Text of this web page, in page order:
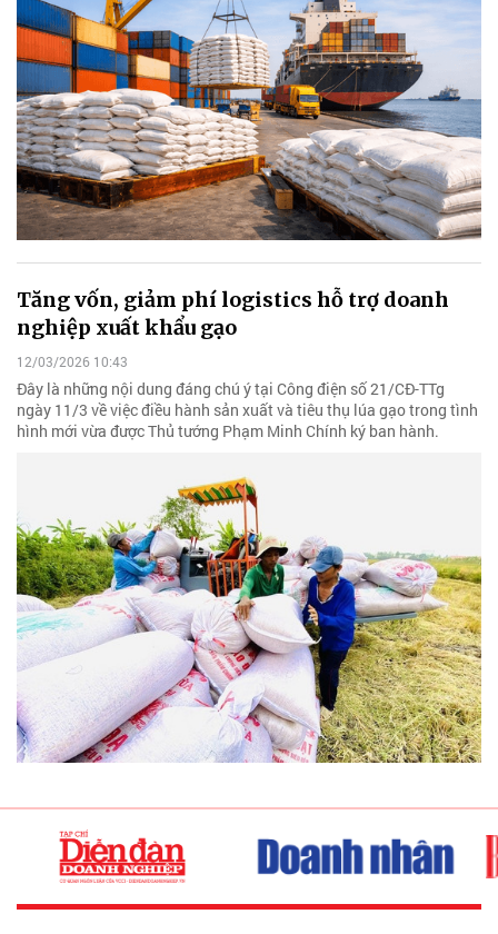
Tăng vốn, giảm phí logistics hỗ trợ doanh
nghiệp xuất khẩu gạo
12/03/2026 10:43
Đây là những nội dung đáng chú ý tại Công điện số 21/CĐ-TTg
ngày 11/3 về việc điều hành sản xuất và tiêu thụ lúa gạo trong tình
hình mới vừa được Thủ tướng Phạm Minh Chính ký ban hành.